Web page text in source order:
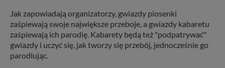
Jak zapowiadają organizatorzy, gwiazdy piosenki
zaśpiewają swoje największe przeboje, a gwiazdy kabaretu
zaśpiewają ich parodię. Kabarety będą też "podpatrywać"
gwiazdy i uczyć się, jak tworzy się przebój, jednocześnie go
parodiując.